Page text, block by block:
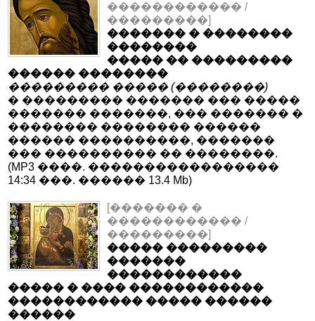
������������ /
���������]
������� � ��������
��������
����� �� ���������
������ ��������
��������� ����� (��������)
� ��������� ������� ��� �����
������� �������, ��� ������� �
�������� �������� ������
������ ����������, �������
��� ���������� �� ��������.
(MP3 ����. �����������������
14:34 ���. ������ 13.4 Mb)
[������� �
������������ /
���������]
����� ���������
�������
������������
����� � ���� ������������
������������ ����� ������
������